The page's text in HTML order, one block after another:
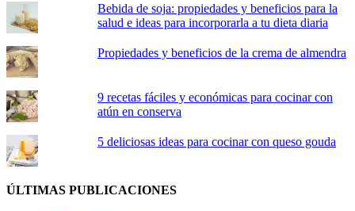
Bebida de soja: propiedades y beneficios para la
salud e ideas para incorporarla a tu dieta diaria
Propiedades y beneficios de la crema de almendra
9 recetas fáciles y económicas para cocinar con
atún en conserva
5 deliciosas ideas para cocinar con queso gouda
ÚLTIMAS PUBLICACIONES